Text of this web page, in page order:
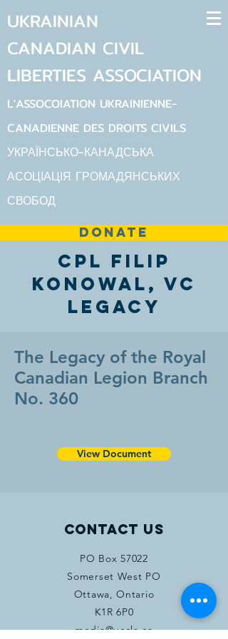
UKRAINIAN
CANADIAN CIVIL
LIBERTIES ASSOCIATION
L'ASSOCOIATION UKRAINIENNE-
CANADIENNE DES DROITS CIVILS
УКРАЇНСЬКО-КАНАДСЬКА
АСОЦІАЦІЯ ГРОМАДЯНСЬКИХ
СВОБОД
DONATE
Cpl Filip
Konowal, VC
Legacy
The Legacy of the Royal
Canadian Legion Branch
No. 360
View Document
Contact Us
PO Box 57022
Somerset West PO
Ottawa, Ontario
K1R 6P0
media@uccla.ca